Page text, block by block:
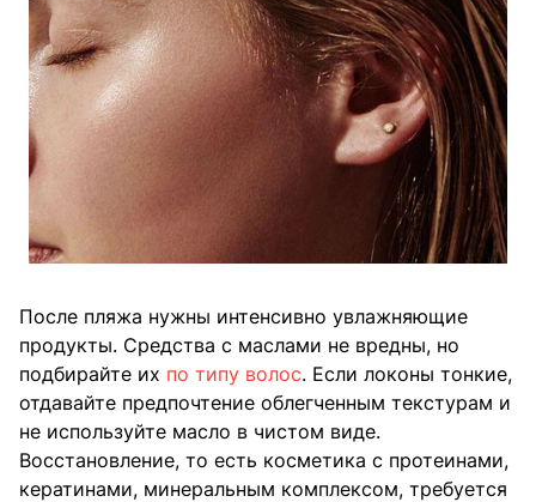
После пляжа нужны интенсивно увлажняющие
продукты. Средства с маслами не вредны, но
подбирайте их по типу волос. Если локоны тонкие,
отдавайте предпочтение облегченным текстурам и
не используйте масло в чистом виде.
Восстановление, то есть косметика с протеинами,
кератинами, минеральным комплексом, требуется